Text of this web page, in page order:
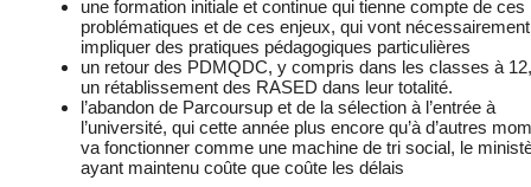
une formation initiale et continue qui tienne compte de ces
problématiques et de ces enjeux, qui vont nécessairement
impliquer des pratiques pédagogiques particulières
un retour des PDMQDC, y compris dans les classes à
un rétablissement des RASED dans leur totalité.
l’abandon de Parcoursup et de la sélection à l’entrée à
l’université, qui cette année plus encore qu’à d’autres
va fonctionner comme une machine de tri social, le
ayant maintenu coûte que coûte les délais